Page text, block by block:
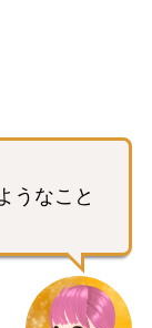
うなこと